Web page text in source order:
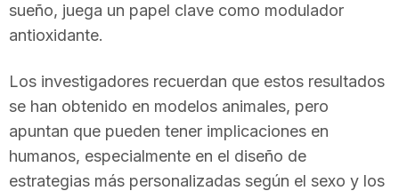
sueño, juega un papel clave como modulador
antioxidante.
Los investigadores recuerdan que estos resultados
se han obtenido en modelos animales, pero
apuntan que pueden tener implicaciones en
humanos, especialmente en el diseño de
estrategias más personalizadas según el sexo y los